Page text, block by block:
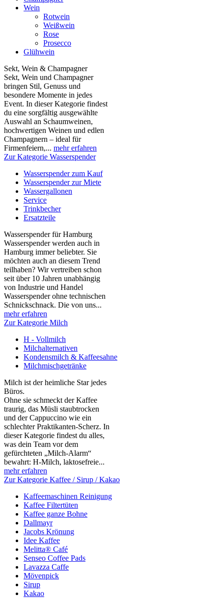
Wein
Rotwein
Weißwein
Rose
Prosecco
Glühwein
Sekt, Wein & Champagner
Sekt, Wein und Champagner
bringen Stil, Genuss und
besondere Momente in jedes
Event. In dieser Kategorie findest
du eine sorgfältig ausgewählte
Auswahl an Schaumweinen,
hochwertigen Weinen und edlen
Champagnern – ideal für
Firmenfeiern,... mehr erfahren
Zur Kategorie Wasserspender
Wasserspender zum Kauf
Wasserspender zur Miete
Wassergallonen
Service
Trinkbecher
Ersatzteile
Wasserspender für Hamburg
Wasserspender werden auch in
Hamburg immer beliebter. Sie
möchten auch an diesem Trend
teilhaben? Wir vertreiben schon
seit über 10 Jahren unabhängig
von Industrie und Handel
Wasserspender ohne technischen
Schnickschnack. Die von uns...
mehr erfahren
Zur Kategorie Milch
H - Vollmilch
Milchalternativen
Kondensmilch & Kaffeesahne
Milchmischgetränke
Milch ist der heimliche Star jedes
Büros.
Ohne sie schmeckt der Kaffee
traurig, das Müsli staubtrocken
und der Cappuccino wie ein
schlechter Praktikanten‑Scherz. In
dieser Kategorie findest du alles,
was dein Team vor dem
gefürchteten „Milch‑Alarm“
bewahrt: H‑Milch, laktosefreie...
mehr erfahren
Zur Kategorie Kaffee / Sirup / Kakao
Kaffeemaschinen Reinigung
Kaffee Filtertüten
Kaffee ganze Bohne
Dallmayr
Jacobs Krönung
Idee Kaffee
Melitta® Café
Senseo Coffee Pads
Lavazza Caffe
Mövenpick
Sirup
Kakao